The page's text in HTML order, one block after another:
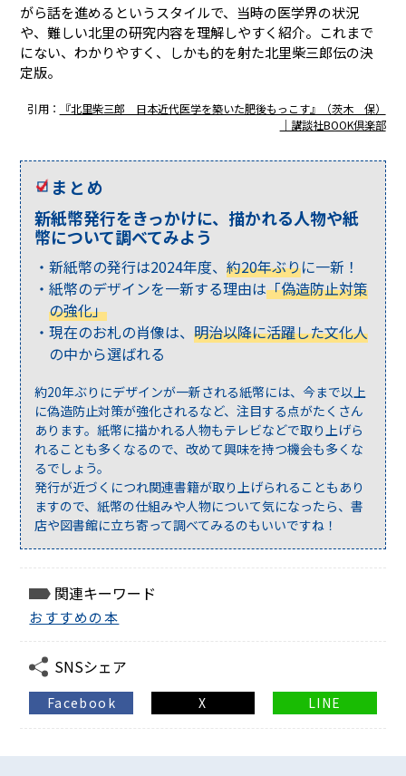
がら話を進めるというスタイルで、当時の医学界の状況
や、難しい北里の研究内容を理解しやすく紹介。これまで
にない、わかりやすく、しかも的を射た北里柴三郎伝の決
定版。
引用：
『北里柴三郎 日本近代医学を築いた肥後もっこす』（茨木 保）
｜講談社BOOK倶楽部
まとめ
新紙幣発行をきっかけに、描かれる人物や紙
幣について調べてみよう
新紙幣の発行は2024年度、約20年ぶりに一新！
紙幣のデザインを一新する理由は「偽造防止対策
の強化」
現在のお札の肖像は、明治以降に活躍した文化人
の中から選ばれる
約20年ぶりにデザインが一新される紙幣には、今まで以上
に偽造防止対策が強化されるなど、注目する点がたくさん
あります。紙幣に描かれる人物もテレビなどで取り上げら
れることも多くなるので、改めて興味を持つ機会も多くな
るでしょう。
発行が近づくにつれ関連書籍が取り上げられることもあり
ますので、紙幣の仕組みや人物について気になったら、書
店や図書館に立ち寄って調べてみるのもいいですね！
関連キーワード
おすすめの本
SNSシェア
Facebook X LINE